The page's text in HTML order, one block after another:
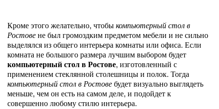
Кроме этого желательно, чтобыкомпьютерный стол в
Ростовене был громоздким предметом мебели и не сильно
выделялся из общего интерьера комнаты или офиса. Если
комната не большого размера лучшим выбором будет
компьютерный стол в Ростове, изготовленный с
применением стеклянной столешницы и полок. Тогда
компьютерный стол в Ростовебудет визуально выглядеть
меньше, чем он есть на самом деле, и подойдет к
совершенно любому стилю интерьера.